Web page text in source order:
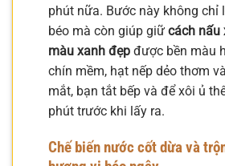
phút nữa. Bước này không chỉ
béo mà còn giúp giữ cách nấu
màu xanh đẹp được bền màu
chín mềm, hạt nếp dẻo thơm
mắt, bạn tắt bếp và để xôi ủ
phút trước khi lấy ra.
Chế biến nước cốt dừa và